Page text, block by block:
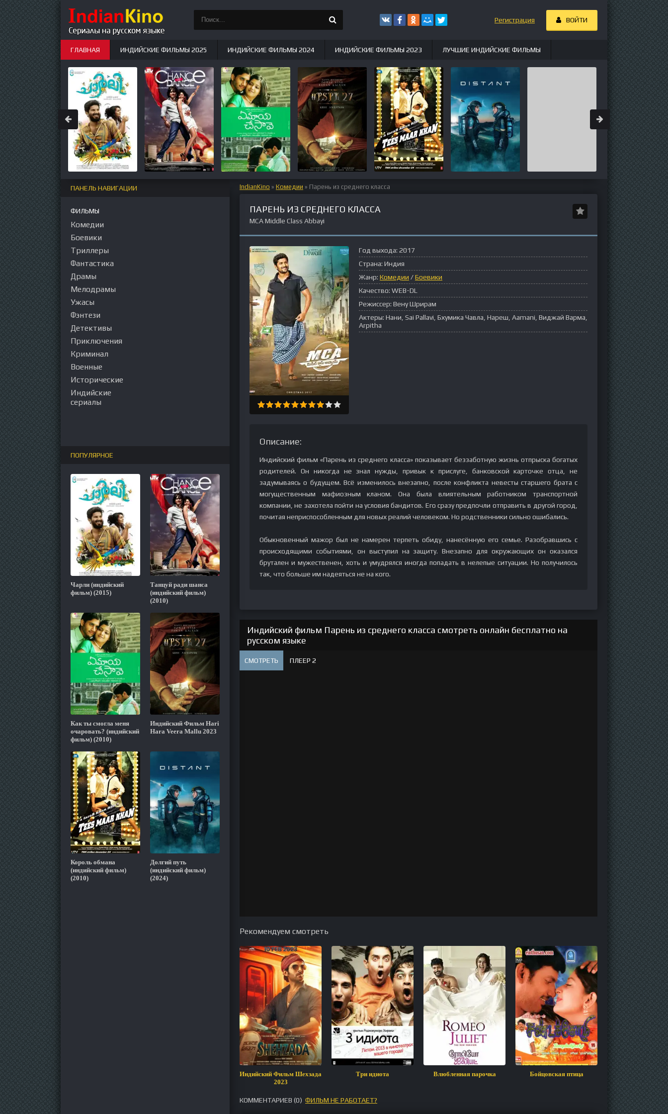
IndianKino » Комедии » Парень из среднего класса
ПАРЕНЬ ИЗ СРЕДНЕГО КЛАССА
MCA Middle Class Abbayi
Год выхода: 2017
Страна: Индия
Жанр: Комедии /Боевики
Качество: WEB-DL
Режиссер: Вену Шрирам
Актеры: Нани, Sai Pallavi, Бхумика Чавла, Нареш, Aamani, Виджай Варма,
Arpitha
Описание:
Индийский фильм «Парень из среднего класса» показывает беззаботную жизнь отпрыска богатых
родителей. Он никогда не знал нужды, привык к прислуге, банковской карточке отца, не
задумываясь о будущем. Всё изменилось внезапно, после конфликта невесты старшего брата с
могущественным мафиозным кланом. Она была влиятельным работником транспортной
компании, не захотела пойти на условия бандитов. Его сразу предпочли отправить в другой город,
почитая неприспособленным для новых реалий человеком. Но родственники сильно ошибались.
Обыкновенный мажор был не намерен терпеть обиду, нанесённую его семье. Разобравшись с
происходящими событиями, он выступил на защиту. Внезапно для окружающих он оказался
брутален и мужественен, хоть и умудрялся иногда попадать в нелепые ситуации. Но получилось
так, что больше им надеяться не на кого.
Индийский фильм Парень из среднего класса смотреть онлайн бесплатно на
русском языке
СМОТРЕТЬ ПЛЕЕР 2
Рекомендуем смотреть
Индийский Фильм Шехзада
2023
Три идиота Влюбленная парочка Бойцовская птица Следуй своему
КОММЕНТАРИЕВ (0) ФИЛЬМ НЕ РАБОТАЕТ?
ПАНЕЛЬ НАВИГАЦИИ
ФИЛЬМЫ
Комедии
Боевики
Триллеры
Фантастика
Драмы
Мелодрамы
Ужасы
Фэнтези
Детективы
Приключения
Криминал
Военные
Исторические
Индийские
сериалы
ПОПУЛЯРНОЕ
Чарли (индийский
фильм) (2015)
Танцуй ради шанса
(индийский фильм)
(2010)
Как ты смогла меня
очаровать? (индийский
фильм) (2010)
Индийский Фильм Hari
Hara Veera Mallu 2023
Король обмана
(индийский фильм)
(2010)
Долгий путь
(индийский фильм)
(2024)
Регистрация ВОЙТИ
ГЛАВНАЯ ИНДИЙСКИЕ ФИЛЬМЫ 2025 ИНДИЙСКИЕ ФИЛЬМЫ 2024 ИНДИЙСКИЕ ФИЛЬМЫ 2023 ЛУЧШИЕ ИНДИЙСКИЕ ФИЛЬМЫ
ИНДИЙСКИЕ СЕРИАЛЫ НОВЫЕ